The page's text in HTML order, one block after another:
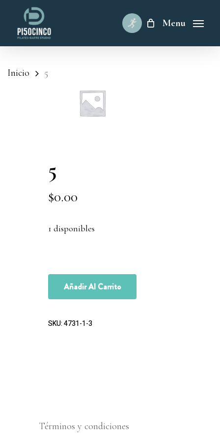
content
Menu
Inicio 5
5
$0.00
1 disponibles
Añadir Al Carrito
SKU:4731-1-3
Términos y condiciones